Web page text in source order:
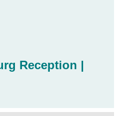
Reception |